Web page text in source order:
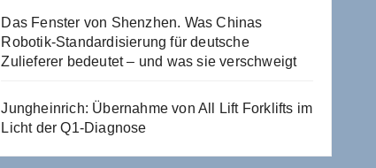
Das Fenster von Shenzhen. Was Chinas
Robotik-Standardisierung für deutsche
Zulieferer bedeutet – und was sie verschweigt
Jungheinrich: Übernahme von All Lift Forklifts im
Licht der Q1-Diagnose